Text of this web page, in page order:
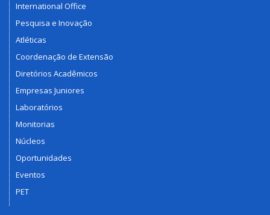
International Office
Pesquisa e Inovação
Atléticas
Coordenação de Extensão
Diretórios Acadêmicos
Empresas Juniores
Laboratórios
Monitorias
Núcleos
Oportunidades
Eventos
PET